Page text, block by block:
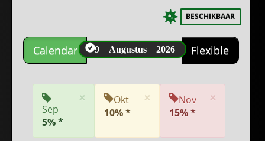
BESCHIKBAAR
Calendar 9 Augustus 2026 Flexible
×
Sep
5% *
×
Okt
10% *
×
Nov
15% *